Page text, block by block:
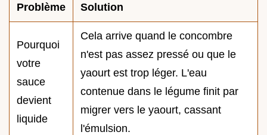
Problème Solution
Pourquoi
votre
sauce
devient
liquide
Cela arrive quand le concombre
n'est pas assez pressé ou que le
yaourt est trop léger. L'eau
contenue dans le légume finit par
migrer vers le yaourt, cassant
l'émulsion.